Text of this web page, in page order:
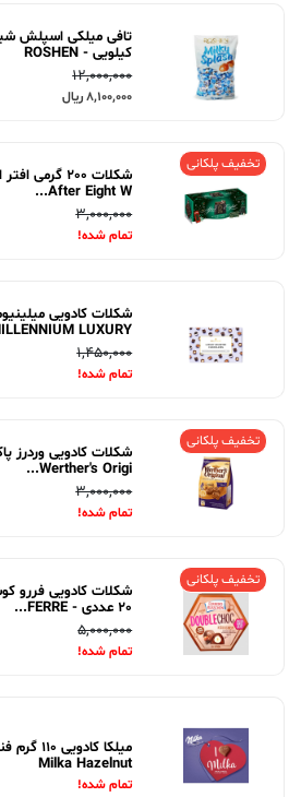
تافی میلکی اسپلش
کیلویی - ROSHEN
12,000,000
8,100,000 ریال
تخفیف پلکانی
شکلات 200
After Eight W...
3,000,000
تمام شده!
LUXURY...
1,450,000
تمام شده!
تخفیف پلکانی
Werther's Origi...
3,000,000
تمام شده!
تخفیف پلکانی
شکلات کادویی فررو
20 عددی - FERRE...
5,000,000
تمام شده!
Milka Hazelnut
تمام شده!